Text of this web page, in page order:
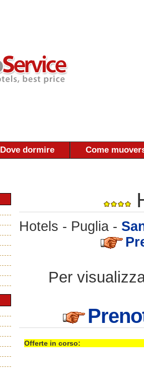
Dove dormire Come
Hotels - Puglia -
Per
Offerte in corso: